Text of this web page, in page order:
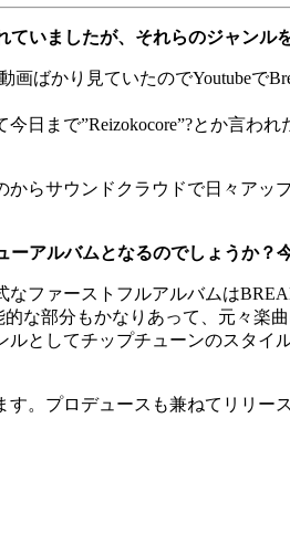
いましたが、それらのジャンル
ばかり見ていたのでYoutubeで
日まで”Reizokocore”?とか言わ
らサウンドクラウドで日々アッ
アルバムとなるのでしょうか？
ファーストフルアルバムは
な部分もかなりあって、元々楽
としてチップチューンのスタ
。プロデュースも兼ねてリリー